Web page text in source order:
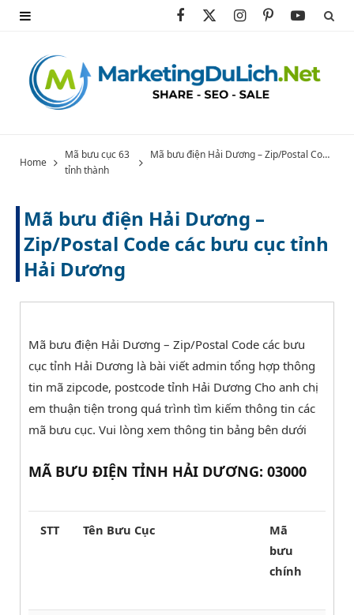
c
k
T
)
I
s
P
n
Y
u
Home
Mã bưu cục 63
tỉnh thành
Mã bưu điện Hải Dương – Zip/Postal Code các bưu cục tỉnh Hải Dương
Mã bưu điện Hải Dương –
Zip/Postal Code các bưu cục tỉnh
Hải Dương
Mã bưu điện Hải Dương – Zip/Postal Code các bưu
cục tỉnh Hải Dương là bài viết admin tổng hợp thông
tin mã zipcode, postcode tỉnh Hải Dương Cho anh chị
em thuận tiện trong quá trình tìm kiếm thông tin các
mã bưu cục. Vui lòng xem thông tin bảng bên dưới
MÃ BƯU ĐIỆN TỈNH HẢI DƯƠNG: ​​03000
STT Tên Bưu Cục
​​Mã
bưu
chính